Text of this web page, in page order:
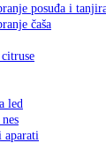
posuđa i
čaša
led
aparati